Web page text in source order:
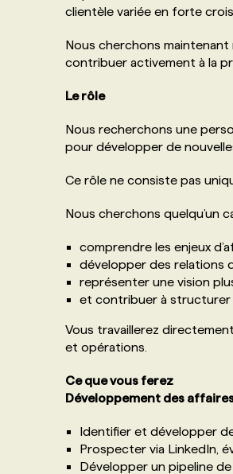
clientèle variée en forte
Nous cherchons
contribuer activement à la
Le rôle
Nous recherchons une
pour développer de
Ce rôle ne consiste pas
Nous cherchons quelqu’un
comprendre les enjeux
développer des relations
représenter une vision
et contribuer à structurer
Vous travaillerez
et opérations.
Ce que vous ferez
Développement des
Identifier et développer
Prospecter via LinkedIn,
Développer un pipeline